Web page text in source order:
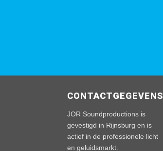
CONTACTGEGEVENS
JOR Soundproductions is
gevestigd in Rijnsburg en is
actief in de professionele licht
en geluidsmarkt.